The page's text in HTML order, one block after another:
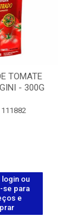
TOMATE
- 300G
login ou
se para
e